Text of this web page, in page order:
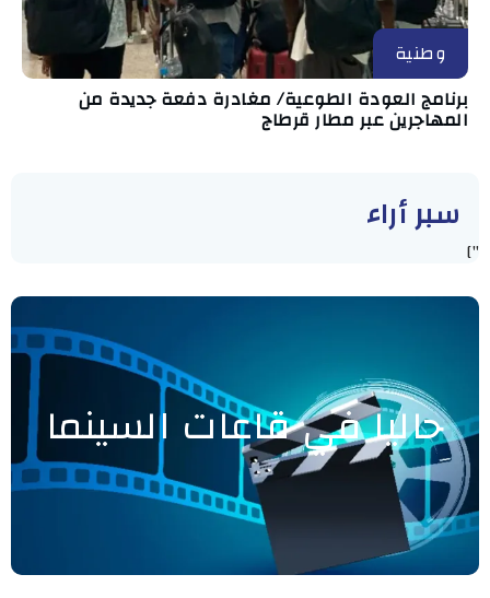
وطنية
برنامج العودة الطوعية/ مغادرة دفعة جديدة من
المهاجرين عبر مطار قرطاج
سبر أراء
"]
حاليا في قاعات السينما